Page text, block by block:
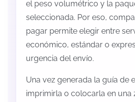
el peso volumétrico y la
seleccionada. Por eso,
pagar permite elegir entre
económico, estándar o
urgencia del envío.
Una vez generada la guía de
imprimirla o colocarla en una